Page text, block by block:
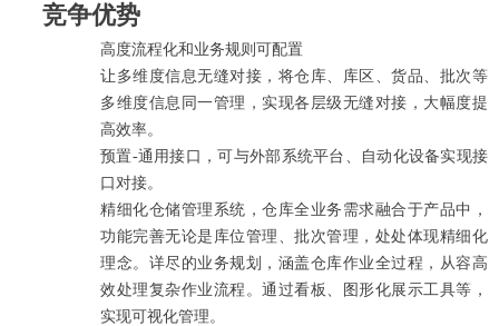
竞争优势
高度流程化和业务规则可配置
让多维度信息无缝对接，将仓库、库区、货品、批次等
多维度信息同一管理，实现各层级无缝对接，大幅度提
高效率。
预置-通用接口，可与外部系统平台、自动化设备实现接
口对接。
精细化仓储管理系统，仓库全业务需求融合于产品中，
功能完善无论是库位管理、批次管理，处处体现精细化
理念。详尽的业务规划，涵盖仓库作业全过程，从容高
效处理复杂作业流程。通过看板、图形化展示工具等，
实现可视化管理。